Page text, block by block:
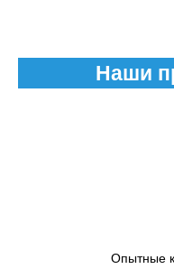
Наши
Опытные